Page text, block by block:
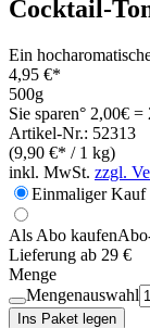
Cocktail-
Ein
4,95 €*
500g
Sie sparen° 2,00€ =
Artikel-Nr.: 52313
(9,90 €* / 1 kg)
inkl. MwSt. zzgl.
Einmaliger Kauf
Als Abo kaufen
Lieferung ab 29 €
Menge
Mengenauswahl
Ins Paket legen